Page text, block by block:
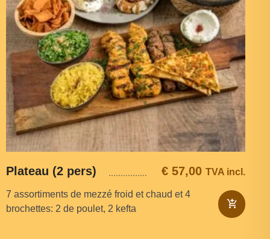
Plateau (2 pers) €57,00 TVA incl.
7 assortiments de mezzé froid et chaud et 4
brochettes: 2 de poulet, 2 kefta